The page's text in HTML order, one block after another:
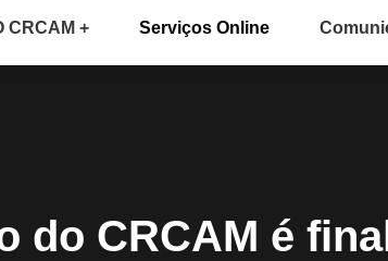
CRCAM Serviços Online
do CRCAM é